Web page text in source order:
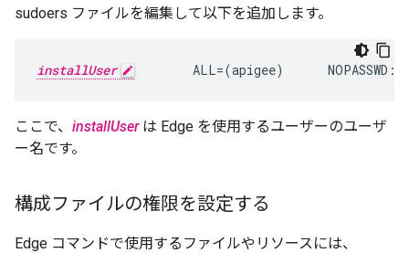
sudoers ファイルを編集して以下を追加します。
installUser
ALL=(apigee)      NOPASSWD:
ここで、 installUserは Edge を使用するユーザーのユーザ
ー名です。
構成ファイルの権限を設定する
Edge コマンドで使用するファイルやリソースには、